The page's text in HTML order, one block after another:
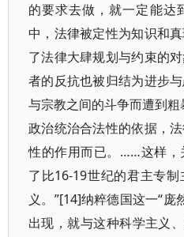
的要求去做，就一定能达
中，法律被定性为知识和
了法律大肆规划与约束的
者的反抗也被归结为进步
与宗教之间的斗争而遭到
政治统治合法性的依据，
性的作用而已。……这样，
了比16-19世纪的君主专
义。”[14]纳粹德国这一“
出现，就与这种科学主义